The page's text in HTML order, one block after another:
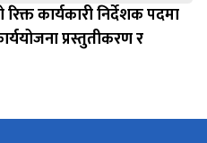
कार्यकारी निर्देशक पदमा
प्रस्तुतीकरण र